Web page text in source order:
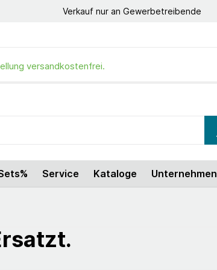
Verkauf nur an Gewerbetreibende
versandkostenfrei.
Service Kataloge Unternehmen